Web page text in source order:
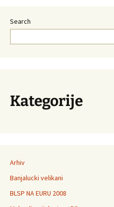
Search
Kategorije
Arhiv
Banjalucki velikani
BLSP NA EURU 2008